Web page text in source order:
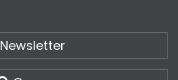
Newsletter